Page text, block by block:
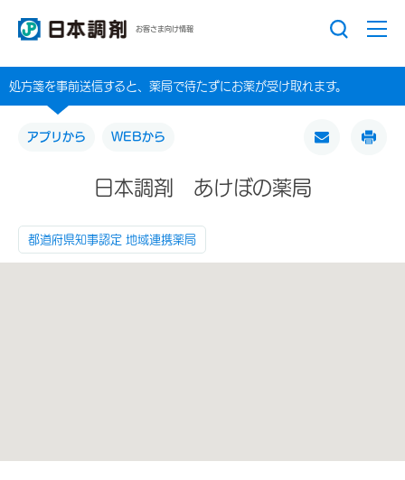
お客さま向け情報
処方箋を事前送信すると、薬局で待たずにお薬が受け取れます。
アプリから WEBから
日本調剤 あけぼの薬局
都道府県知事認定 地域連携薬局